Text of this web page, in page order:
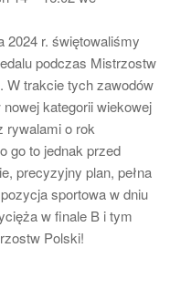
2024 r. świętowaliśmy
podczas Mistrzostw
W trakcie tych zawodów
kategorii wiekowej
rywalami o rok
go to jednak przed
precyzyjny plan, pełna
sportowa w dniu
w finale B i tym
Polski!